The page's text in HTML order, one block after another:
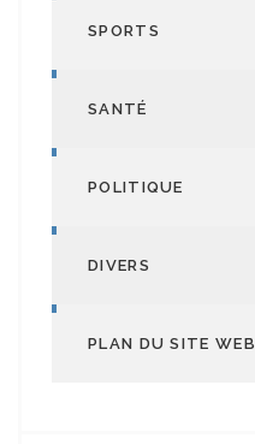
SPORTS
SANTÉ
POLITIQUE
DIVERS
PLAN DU SITE WEB